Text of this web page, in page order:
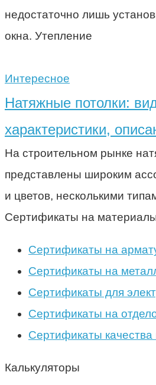
недостаточно лишь
окна. Утепление
Интересное
Натяжные потолки:
характеристики,
На строительном рынке
представлены широким
и цветов, несколькими
Сертификаты на
Сертификаты на
Сертификаты на
Сертификаты для
Сертификаты на
Сертификаты качества
Калькуляторы